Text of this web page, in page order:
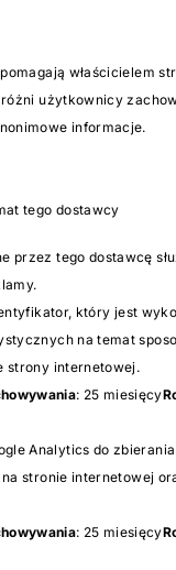
właścicielem
użytkownicy
informacje.
tego dostawcy
przez tego dostawcę
który jest
na temat
strony internetowej.
: 25 miesięcy
Analytics do
stronie internetowej
: 25 miesięcy